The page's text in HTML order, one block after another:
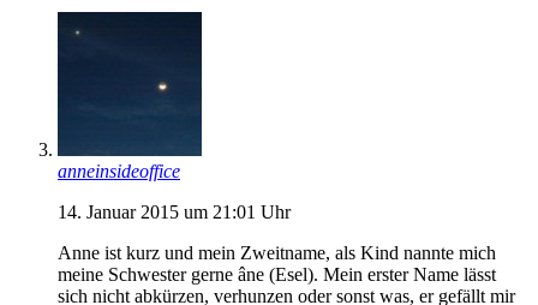
anneinsideoffice
14. Januar 2015 um 21:01 Uhr
Anne ist kurz und mein Zweitname, als Kind nannte mich
meine Schwester gerne âne (Esel). Mein erster Name lässt
sich nicht abkürzen, verhunzen oder sonst was, er gefällt mir